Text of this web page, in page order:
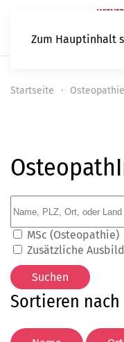
Zum Hauptinhalt
Startseite Osteopathie
MSc (Osteopathie)
Zusätzliche
Sortieren nach